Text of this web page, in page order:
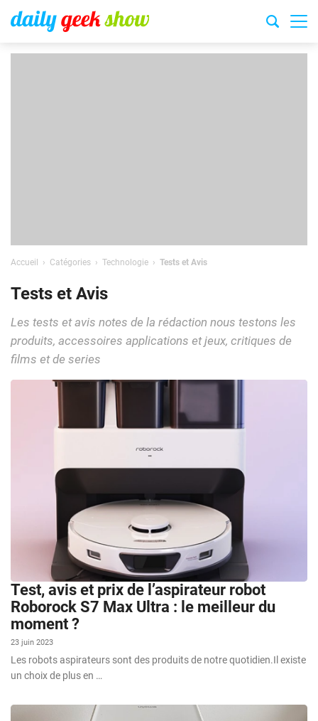
Accueil Catégories Technologie Tests et Avis
Tests et Avis
Les tests et avis notes de la rédaction nous testons les
produits, accessoires applications et jeux, critiques de
films et de series
Test, avis et prix de l’aspirateur robot
Roborock S7 Max Ultra : le meilleur du
moment ?
23 juin 2023
Les robots aspirateurs sont des produits de notre quotidien.Il existe
un choix de plus en …